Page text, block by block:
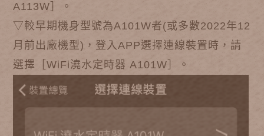
A113W］。
▽較早期機身型號為A101W者(或多數2022年12
月前出廠機型)，登入APP選擇連線裝置時，請
選擇［WiFi澆水定時器 A101W］。